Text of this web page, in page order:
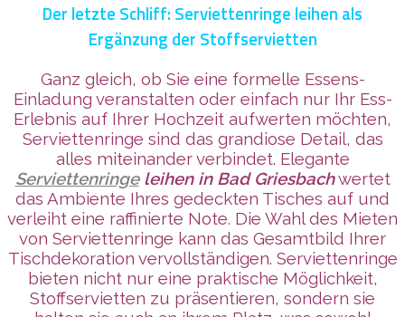
Der letzte Schliff: Serviettenringe leihen als
Ergänzung der Stoffservietten
Ganz gleich, ob Sie eine formelle Essens-
Einladung veranstalten oder einfach nur Ihr Ess-
Erlebnis auf Ihrer Hochzeit aufwerten möchten,
Serviettenringe sind das grandiose Detail, das
alles miteinander verbindet. Elegante
Serviettenringeleihen in Bad Griesbachwertet
das Ambiente Ihres gedeckten Tisches auf und
verleiht eine raffinierte Note. Die Wahl des Mieten
von Serviettenringe kann das Gesamtbild Ihrer
Tischdekoration vervollständigen. Serviettenringe
bieten nicht nur eine praktische Möglichkeit,
Stoffservietten zu präsentieren, sondern sie